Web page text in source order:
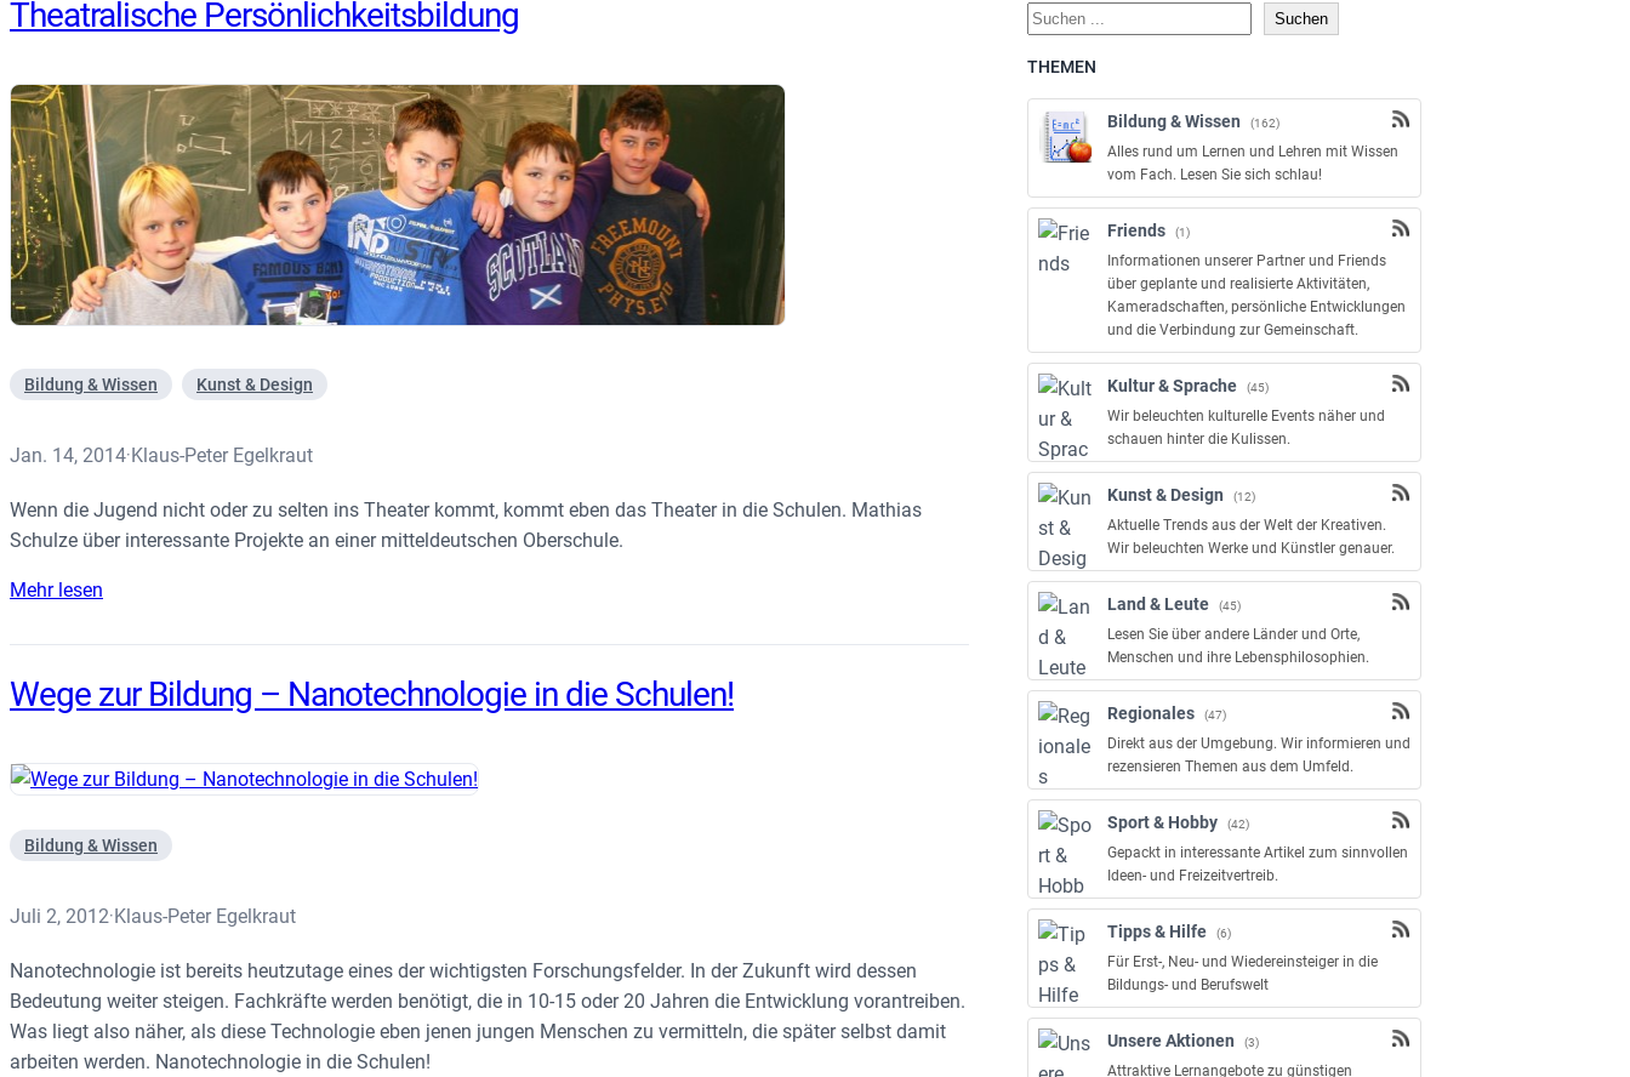
Theatralische Persönlichkeitsbildung
Bildung & Wissen Kunst & Design
Jan. 14, 2014·Klaus-Peter Egelkraut
Wenn die Jugend nicht oder zu selten ins Theater kommt, kommt eben das Theater in die Schulen. Mathias
Schulze über interessante Projekte an einer mitteldeutschen Oberschule.
Mehr lesen
Wege zur Bildung – Nanotechnologie in die Schulen!
Bildung & Wissen
Juli 2, 2012·Klaus-Peter Egelkraut
Nanotechnologie ist bereits heutzutage eines der wichtigsten Forschungsfelder. In der Zukunft wird dessen
Bedeutung weiter steigen. Fachkräfte werden benötigt, die in 10-15 oder 20 Jahren die Entwicklung vorantreiben.
Was liegt also näher, als diese Technologie eben jenen jungen Menschen zu vermitteln, die später selbst damit
arbeiten werden. Nanotechnologie in die Schulen!
S
c
h
Suchen
THEMEN
Bildung & Wissen (162)
Alles rund um Lernen und Lehren mit Wissen
vom Fach. Lesen Sie sich schlau!
Friends (1)
Informationen unserer Partner und Friends
über geplante und realisierte Aktivitäten,
Kameradschaften, persönliche Entwicklungen
und die Verbindung zur Gemeinschaft.
Kultur & Sprache (45)
Wir beleuchten kulturelle Events näher und
schauen hinter die Kulissen.
Kunst & Design (12)
Aktuelle Trends aus der Welt der Kreativen.
Wir beleuchten Werke und Künstler genauer.
Land & Leute (45)
Lesen Sie über andere Länder und Orte,
Menschen und ihre Lebensphilosophien.
Regionales (47)
Direkt aus der Umgebung. Wir informieren und
rezensieren Themen aus dem Umfeld.
Sport & Hobby (42)
Gepackt in interessante Artikel zum sinnvollen
Ideen- und Freizeitvertreib.
Tipps & Hilfe (6)
Für Erst-, Neu- und Wiedereinsteiger in die
Bildungs- und Berufswelt
Unsere Aktionen (3)
Attraktive Lernangebote zu günstigen